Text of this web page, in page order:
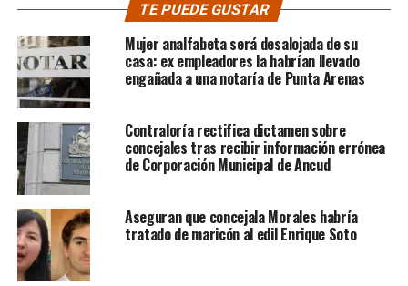
TE PUEDE GUSTAR
Mujer analfabeta será desalojada de su
casa: ex empleadores la habrían llevado
engañada a una notaría de Punta Arenas
Contraloría rectifica dictamen sobre
concejales tras recibir información errónea
de Corporación Municipal de Ancud
Aseguran que concejala Morales habría
tratado de maricón al edil Enrique Soto